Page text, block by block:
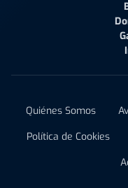
Quiénes Somos
Política de Cookies